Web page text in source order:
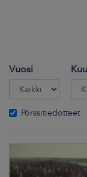
Vuosi
Pörssitiedotteet